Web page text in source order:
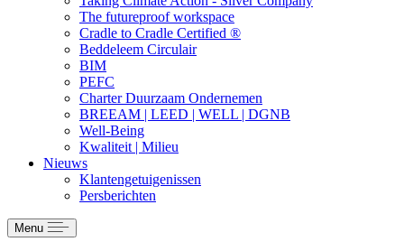
The futureproof workspace
Cradle to Cradle Certified ®
Beddeleem Circulair
BIM
PEFC
Charter Duurzaam Ondernemen
BREEAM | LEED | WELL | DGNB
Well-Being
Kwaliteit | Milieu
Nieuws
Klantengetuigenissen
Persberichten
Menu